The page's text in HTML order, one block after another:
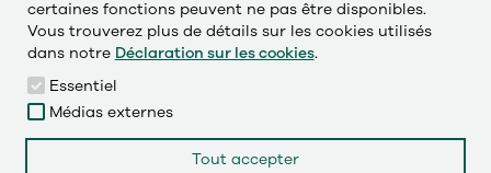
English
Français
certaines fonctions peuvent ne pas être disponibles.
Vous trouverez plus de détails sur les cookies utilisés
dans notre Déclaration sur les cookies.
Essentiel
Médias externes
Tout accepter